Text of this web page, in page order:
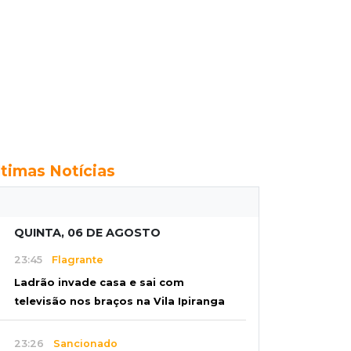
Notícias
QUINTA, 06 DE AGOSTO
23:45 Flagrante
Ladrão invade casa e sai com
televisão nos braços na Vila Ipiranga
23:26 Sancionado